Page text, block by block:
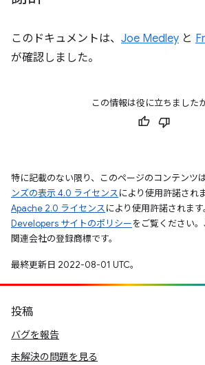
このドキュメントは、 Joe Medley と
が確認しました。
この情報は役に立ちました
特に記載のない限り、このページのコンテンツ
ンズの表示 4.0 ライセンスにより使用許諾され
Apache 2.0 ライセンスにより使用許諾されます
Developers サイトのポリシーをご覧ください
関連会社の登録商標です。
最終更新日 2022-08-01 UTC。
投稿
バグを報告
未解決の問題を見る